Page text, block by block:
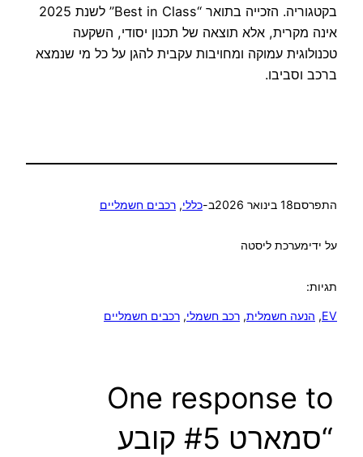
בקטגוריה. הזכייה בתואר “Best in Class” לשנת 2025
אינה מקרית, אלא תוצאה של תכנון יסודי, השקעה
טכנולוגית עמוקה ומחויבות עקבית להגן על כל מי שנמצא
ברכב וסביבו.
התפרסם18 בינואר 2026 ב-כללי, רכבים חשמליים
על ידימערכת ליסטה
תגיות:
EV
, הנעה חשמלית, רכב חשמלי, רכבים חשמליים
One response to
“סמארט #5 קובע